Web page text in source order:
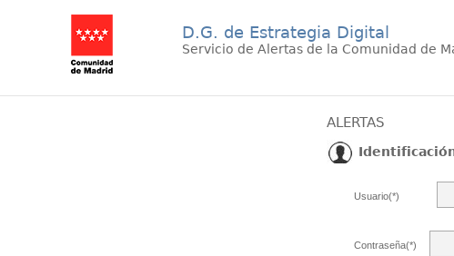
D.G. de Estrategia Digital
Servicio de Alertas de la Comunidad de
ALERTAS
Usuario(*)
Contraseña(*)